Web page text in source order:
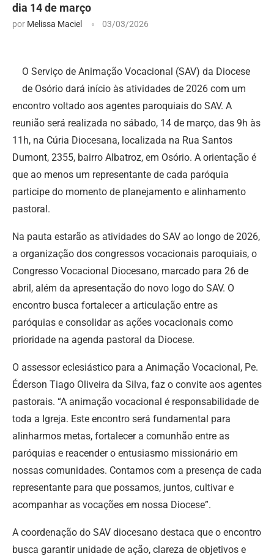
dia 14 de março
por Melissa Maciel 03/03/2026
O Serviço de Animação Vocacional (SAV) da Diocese
de Osório dará início às atividades de 2026 com um
encontro voltado aos agentes paroquiais do SAV. A
reunião será realizada no sábado, 14 de março, das 9h às
11h, na Cúria Diocesana, localizada na Rua Santos
Dumont, 2355, bairro Albatroz, em Osório. A orientação é
que ao menos um representante de cada paróquia
participe do momento de planejamento e alinhamento
pastoral.
Na pauta estarão as atividades do SAV ao longo de 2026,
a organização dos congressos vocacionais paroquiais, o
Congresso Vocacional Diocesano, marcado para 26 de
abril, além da apresentação do novo logo do SAV. O
encontro busca fortalecer a articulação entre as
paróquias e consolidar as ações vocacionais como
prioridade na agenda pastoral da Diocese.
O assessor eclesiástico para a Animação Vocacional, Pe.
Éderson Tiago Oliveira da Silva, faz o convite aos agentes
pastorais. “A animação vocacional é responsabilidade de
toda a Igreja. Este encontro será fundamental para
alinharmos metas, fortalecer a comunhão entre as
paróquias e reacender o entusiasmo missionário em
nossas comunidades. Contamos com a presença de cada
representante para que possamos, juntos, cultivar e
acompanhar as vocações em nossa Diocese”.
A coordenação do SAV diocesano destaca que o encontro
busca garantir unidade de ação, clareza de objetivos e